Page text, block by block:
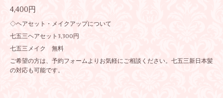
4,400円
◇ヘアセット・メイクアップについて
七五三ヘアセット3,300円
七五三メイク 無料
ご希望の方は、予約フォームよりお気軽にご相談ください。七五三新日本髪
の対応も可能です。